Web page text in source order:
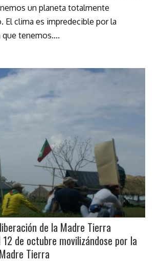
un planeta totalmente
El clima es impredecible por la
tenemos....
de la Madre Tierra
de octubre movilizándose por la
Tierra